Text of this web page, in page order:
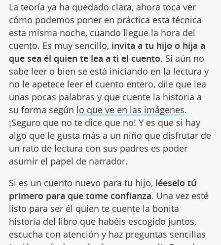
La teoría ya ha quedado clara, ahora toca ver
cómo podemos poner en práctica esta técnica
esta misma noche, cuando llegue la hora del
cuento. Es muy sencillo, invita a tu hijo o hija a
que sea él quien te lea a ti el cuento. Si aún no
sabe leer o bien se está iniciando en la lectura y
no le apetece leer el cuento entero, dile que lea
unas pocas palabras y que cuente la historia a
su forma según lo que ve en las imágenes.
¡Seguro que no te dice que no! Y es que si hay
algo que le gusta más a un niño que disfrutar de
un rato de lectura con sus padres es poder
asumir el papel de narrador.
Si es un cuento nuevo para tu hijo, léeselo tú
primero para que tome confianza. Una vez esté
listo para ser él quien te cuente la bonita
historia del libro que habéis escogido juntos,
escucha con atención y haz preguntas sencillas